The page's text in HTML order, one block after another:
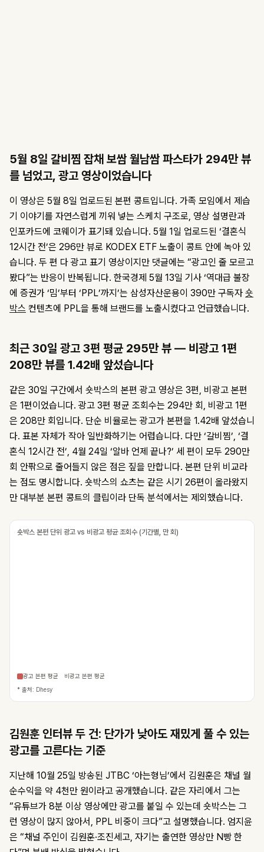
5월 8일 갈비찜 잡채 보쌈 월남쌈 파스타가 294만 뷰
를 넘었고, 광고 영상이었습니다
이 영상은 5월 8일 업로드된 본편 콩트입니다. 가족 모임에서 제습
기 이야기를 자연스럽게 끼워 넣는 스케치 구조로, 영상 설명란과
인포카드에 코웨이가 표기돼 있습니다. 5월 1일 업로드된 ‘결혼식
12시간 전’은 296만 뷰로 KODEX ETF 노출이 콩트 안에 녹아 있
습니다. 두 편 다 광고 표기 영상이지만 댓글에는 “광고인 줄 모르고
봤다”는 반응이 반복됩니다. 한국경제 5월 13일 기사 ‘역대급 불장
에 증권가 ‘밈’부터 ‘PPL’까지’는 삼성자산운용이 390만 구독자 숏
박스 컨텐츠에 PPL을 통해 브랜드를 노출시켰다고 언급했습니다.
최근 30일 광고 3편 평균 295만 뷰 — 비광고 1편
208만 뷰를 1.42배 앞섰습니다
같은 30일 구간에서 숏박스의 본편 광고 영상은 3편, 비광고 본편
은 1편이었습니다. 광고 3편 평균 조회수는 294만 회, 비광고 1편
은 208만 회입니다. 단순 비율로는 광고가 본편을 1.42배 앞섰습니
다. 표본 자체가 작아 일반화하기는 어렵습니다. 다만 ‘갈비찜’, ‘결
혼식 12시간 전’, 4월 24일 ‘알바 언제 끝나?’ 세 편이 모두 290만
회 안팎으로 줄어들지 않은 점은 짚을 만합니다. 본편 단위 비교라
는 점도 명시합니다. 숏박스의 쇼츠는 같은 시기 26편이 올라왔지
만 대부분 본편 콩트의 클립이라 단독 분석에서는 제외했습니다.
숏박스 본편 단위 광고 vs 비광고 평균 조회수 (기간별, 만 회)
광고 본편 평균
비광고 본편 평균
* 출처: Dhesy
김원훈 인터뷰 두 건: 단가가 낮아도 재밌게 풀 수 있는
광고를 고른다는 기준
지난해 10월 25일 방송된 JTBC ‘아는형님’에서 김원훈은 채널 월
순수익을 약 4천만 원이라고 공개했습니다. 같은 자리에서 그는
“유튜브가 8분 이상 영상에만 광고를 붙일 수 있는데 숏박스는 그
런 영상이 많지 않아서, PPL 비중이 크다”고 설명했습니다. 엄지윤
은 “채널 주인이 김원훈·조진세고, 자기는 출연한 영상만 N빵 한